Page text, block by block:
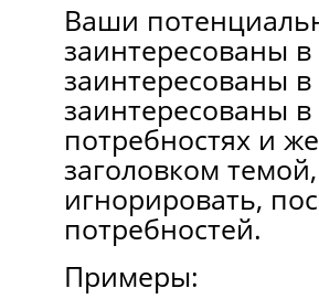
Ваши
заинтересованы
заинтересованы
заинтересованы
потребностях и
заголовком
игнорировать,
потребностей.
Примеры: